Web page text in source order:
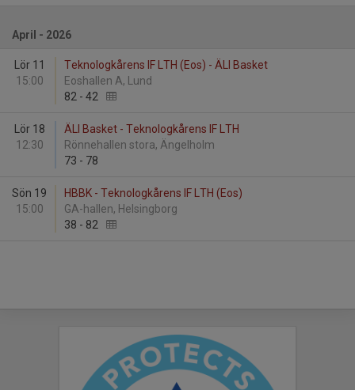
April - 2026
Lör 11
15:00
Teknologkårens IF LTH (Eos) - ÄLI Basket
Eoshallen A, Lund
82 - 42
Lör 18
12:30
ÄLI Basket - Teknologkårens IF LTH
Rönnehallen stora, Ängelholm
73 - 78
Sön 19
15:00
HBBK - Teknologkårens IF LTH (Eos)
GA-hallen, Helsingborg
38 - 82